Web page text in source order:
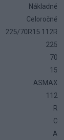
Nákladné
Celoročné
225/70R15 112R
225
70
15
ASMAX
112
R
C
A